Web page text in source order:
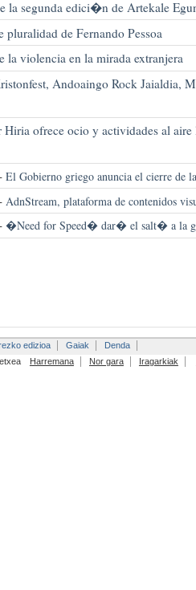
la segunda edici�n de Artekale
pluralidad de Fernando Pessoa
la violencia en la mirada extranjera
Andoaingo Rock Jaialdia,
ofrece ocio y actividades al
El Gobierno griego anuncia el cierre
AdnStream, plataforma de contenidos
�Need for Speed� dar� el salt� a la
edizioa Gaiak
Denda
Harremana Nor gara Iragarkiak